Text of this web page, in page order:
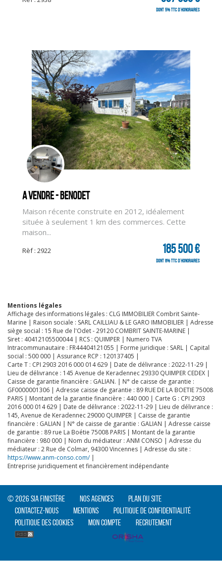
CLIQUER ICI POUR AGRANDIR
CLIQUER ICI POUR AGRANDIR
dont 5% TTC d'honoraires
A vendre - BENODET
Maison récente construite en 2012, idéalement
située à seulement 1 km des commerces. Cette
maison...
Rèf : 2922 185 500 €
dont 6% TTC d'honoraires
Mentions légales
Affichage des informations légales : CLG IMMOBILIER Combrit Sainte-
Marine | Raison sociale : SARL CAILLIAU & LE GARO IMMOBILIER | Adresse
siège social : 15 Rue de l'Odet - 29120 COMBRIT SAINTE-MARINE |
Siret : 40412105500044 | RCS : QUIMPER | Numero TVA
Intracommunautaire : FR44404121055 | Forme juridique : SARL | Capital
social : 500 000 | Assurance RCP : 120137405 |
Carte T : CPI 2903 2016 000 014 629 | Date de délivrance : 2022-11-29 |
Lieu de délivrance : 145 Avenue de Keradennec 29330 QUIMPER CEDEX |
Caisse de garantie financière : GALIAN. | N° de caisse de garantie :
GF0000001306 | Adresse caisse de garantie : 89 RUE DE LA BOETIE 75008
PARIS | Montant de la garantie financière : 440 000 | Carte G : CPI 2903
2016 000 014 629 | Date de délivrance : 2022-11-29 | Lieu de délivrance :
145, Avenue de Keradennec 29000 QUIMPER | Caisse de garantie
financière : GALIAN | N° de caisse de garantie : GALIAN | Adresse caisse
de garantie : 89 rue La Boétie 75008 PARIS | Montant de la garantie
financière : 980 000 | Nom du médiateur : ANM CONSO | Adresse du
médiateur : 2 Rue de Colmar, 94300 Vincennes | Adresse du site :
https://www.anm-conso.com/|
Entreprise juridiquement et financièrement indépendante
© 2026 SIA Finistère Nos agences
Plan du site
Contactez-nous
Mentions
Politique de confidentialité
Politique des cookies
Mon compte Recrutement